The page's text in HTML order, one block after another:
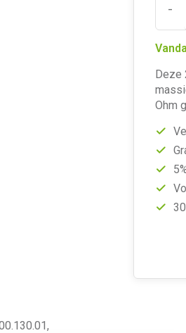
-
Deze
Ohm